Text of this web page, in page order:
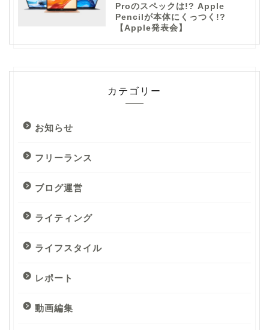
Proのスペックは!? Apple
Pencilが本体にくっつく!?
【Apple発表会】
カテゴリー
お知らせ
フリーランス
ブログ運営
ライティング
ライフスタイル
レポート
動画編集